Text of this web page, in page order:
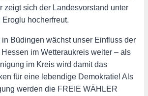
zeigt sich der Landesvorstand unter
hocherfreut.
in Büdingen wächst unser Einfluss der
im Wetteraukreis weiter – als
im Kreis wird damit das
für eine lebendige Demokratie! Als
werden die FREIE WÄHLER